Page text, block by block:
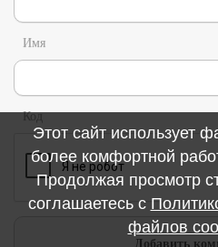
Имя
Код
Этот сайт использует
более комфортной
Продолжая просмотр
соглашаетесь с
файлов